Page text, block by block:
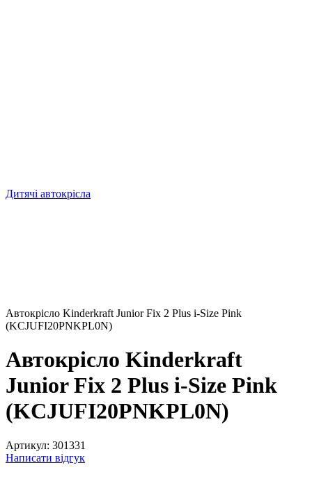
Дитячі автокрісла
Автокрісло Kinderkraft Junior Fix 2 Plus i-Size Pink
(KCJUFI20PNKPL0N)
Автокрісло Kinderkraft
Junior Fix 2 Plus i-Size Pink
(KCJUFI20PNKPL0N)
Артикул: 301331
Написати відгук